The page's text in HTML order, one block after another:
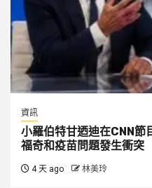
資訊
小羅伯特甘迺迪在CNN節
福奇和疫苗問題發生衝突
4 天 ago 林美玲